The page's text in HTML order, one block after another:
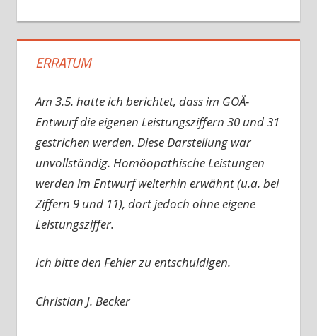
ERRATUM
Am 3.5. hatte ich berichtet, dass im GOÄ-
Entwurf die eigenen Leistungsziffern 30 und 31
gestrichen werden. Diese Darstellung war
unvollständig. Homöopathische Leistungen
werden im Entwurf weiterhin erwähnt (u.a. bei
Ziffern 9 und 11), dort jedoch ohne eigene
Leistungsziffer.
Ich bitte den Fehler zu entschuldigen.
Christian J. Becker